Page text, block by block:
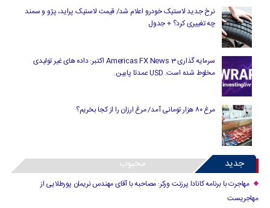
نرخ جدید لاستیک خودرو اعلام شد/ قیمت لاستیک پراید، پژو و سمند
چه تغییری کرد؟ + جدول
سرمایه گذاری Americas FX News 3 اکتبر: داده های غیر تولیدی
مخلوط شده است. USD عمدتا پایین.
مرغ ۸۰ هزار تومانی آمد/ مرغ ارزان را از کجا بخریم؟
جدید محبوب
مهاجرت با برنامه کانادا پرزنت ورکر: مصاحبه با آقای مهندس نریمان پورطلایی از
مهاجریست